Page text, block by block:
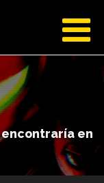
encontraría en